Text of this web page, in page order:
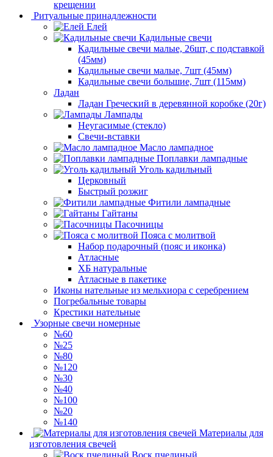
крещении
Ритуальные принадлежности
Елей
Кадильные свечи
Кадильные свечи малые, 26шт, с подставкой
(45мм)
Кадильные свечи малые, 7шт (45мм)
Кадильные свечи большие, 7шт (115мм)
Ладан
Ладан Греческий в деревянной коробке (20г)
Лампады
Неугасимые (стекло)
Свечи-вставки
Масло лампадное
Поплавки лампадные
Уголь кадильный
Церковный
Быстрый розжиг
Фитили лампадные
Гайтаны
Пасочницы
Пояса с молитвой
Набор подарочный (пояс и иконка)
Атласные
ХБ натуральные
Атласные в пакетике
Иконы нательные из мельхиора с серебрением
Погребальные товары
Крестики нательные
Узорные свечи номерные
№60
№25
№80
№120
№30
№40
№100
№20
№140
Материалы для
изготовления свечей
Воск пчелиный